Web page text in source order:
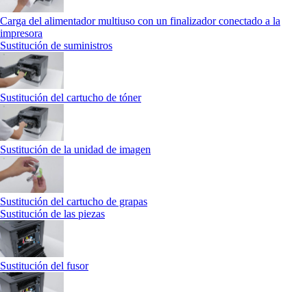
Carga del alimentador multiuso con un finalizador conectado a la
impresora
Sustitución de suministros
Sustitución del cartucho de tóner
Sustitución de la unidad de imagen
Sustitución del cartucho de grapas
Sustitución de las piezas
Sustitución del fusor